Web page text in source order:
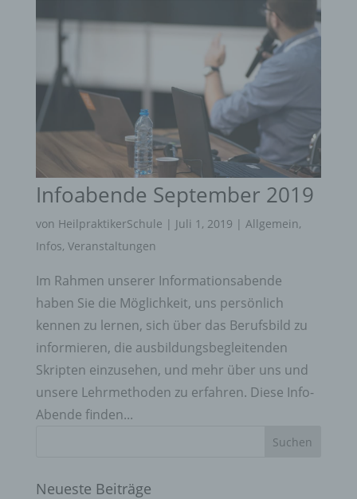
Infoabende September 2019
von HeilpraktikerSchule | Juli 1, 2019 | Allgemein,
Infos, Veranstaltungen
Im Rahmen unserer Informationsabende
haben Sie die Möglichkeit, uns persönlich
kennen zu lernen, sich über das Berufsbild zu
informieren, die ausbildungsbegleitenden
Skripten einzusehen, und mehr über uns und
unsere Lehrmethoden zu erfahren. Diese Info-
Abende finden...
Neueste Beiträge